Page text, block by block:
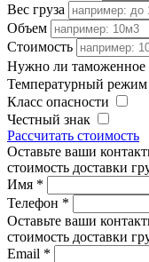
Вес груза
Объем
Стоимость
Нужно ли таможенное
Температурный режим
Класс опасности
Честный знак
Рассчитать стоимость
Оставьте ваши
стоимость доставки
Имя *
Телефон *
Оставьте ваши
стоимость доставки
Email *